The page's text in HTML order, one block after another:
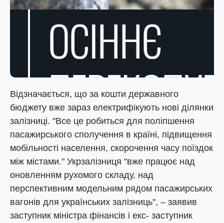
Відзначається, що за кошти державного
бюджету вже зараз електрифікують нові ділянки
залізниці. "Все це робиться для поліпшення
пасажирського сполучення в країні, підвищення
мобільності населення, скорочення часу поїздок
між містами." Укрзалізниця "вже працює над
оновленням рухомого складу, над
перспективним модельним рядом пасажирських
вагонів для українських залізниць", – заявив
заступник міністра фінансів і екс- заступник